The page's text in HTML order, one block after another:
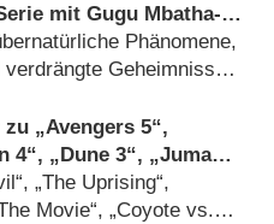
mit Gugu Mbatha-
Lee MillerPhänomene,
verdrängte Geheimnisse
„Avengers 5“,
4“, „Dune 3“, „Jumanji
„Clayface“
„The Uprising“,
Movie“, „Coyote vs.